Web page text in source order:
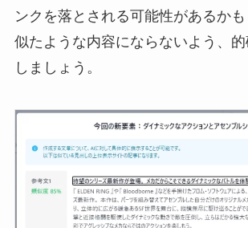
ンクを落とされる可能性があるかも
似たような内容にならないよう、
しましょう。